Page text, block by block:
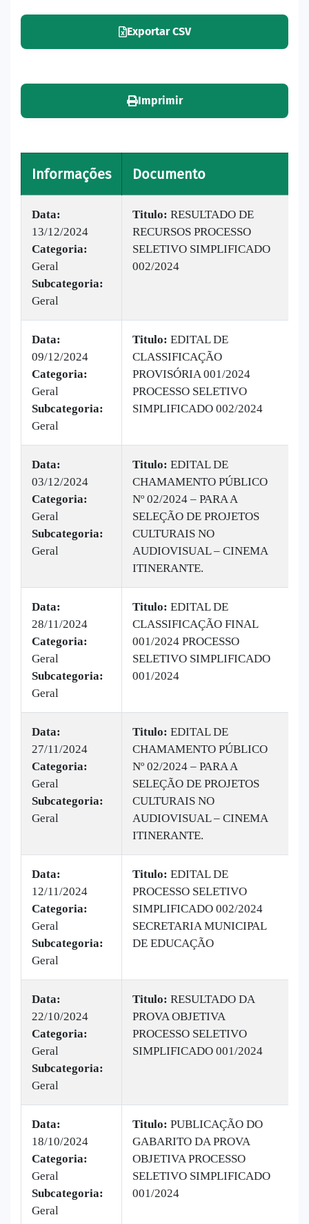
Exportar CSV
Imprimir
Informações Documento
Data:
13/12/2024
Categoria:
Geral
Subcategoria:
Geral
Titulo: ​RESULTADO DE
RECURSOS PROCESSO
SELETIVO SIMPLIFICADO
002/2024
Data:
09/12/2024
Categoria:
Geral
Subcategoria:
Geral
Titulo: EDITAL DE
CLASSIFICAÇÃO
PROVISÓRIA 001/2024
PROCESSO SELETIVO
SIMPLIFICADO 002/2024
Data:
03/12/2024
Categoria:
Geral
Subcategoria:
Geral
Titulo: EDITAL DE
CHAMAMENTO PÚBLICO
Nº 02/2024 – PARA A
SELEÇÃO DE PROJETOS
CULTURAIS NO
AUDIOVISUAL – CINEMA
ITINERANTE.
Data:
28/11/2024
Categoria:
Geral
Subcategoria:
Geral
Titulo: EDITAL DE
CLASSIFICAÇÃO FINAL
001/2024 PROCESSO
SELETIVO SIMPLIFICADO
001/2024
Data:
27/11/2024
Categoria:
Geral
Subcategoria:
Geral
Titulo: EDITAL DE
CHAMAMENTO PÚBLICO
Nº 02/2024 – PARA A
SELEÇÃO DE PROJETOS
CULTURAIS NO
AUDIOVISUAL – CINEMA
ITINERANTE.
Data:
12/11/2024
Categoria:
Geral
Subcategoria:
Geral
Titulo: EDITAL DE
PROCESSO SELETIVO
SIMPLIFICADO 002/2024
SECRETARIA MUNICIPAL
DE EDUCAÇÃO
Data:
22/10/2024
Categoria:
Geral
Subcategoria:
Geral
Titulo: RESULTADO DA
PROVA OBJETIVA
PROCESSO SELETIVO
SIMPLIFICADO 001/2024
Data:
18/10/2024
Categoria:
Geral
Subcategoria:
Geral
Titulo: PUBLICAÇÃO DO
GABARITO DA PROVA
OBJETIVA PROCESSO
SELETIVO SIMPLIFICADO
001/2024